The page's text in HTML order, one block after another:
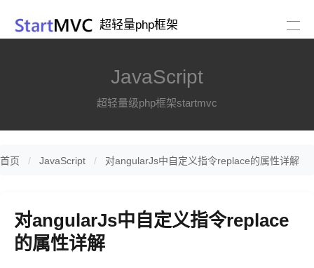
超轻量php框架
JavaScript
超轻量级php框架startmvc
首页 JavaScript 对angularJs中自定义指令replace的属性详解
对angularJs中自定义指令replace
的属性详解